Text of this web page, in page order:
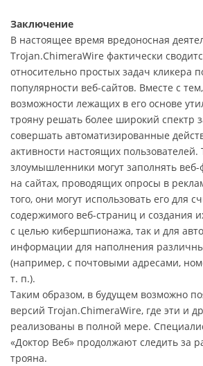
Заключение
В настоящее время вредоносная
Trojan.ChimeraWire фактически
относительно простых задач кликера
популярности веб-сайтов. Вместе с
возможности лежащих в его основе
трояну решать более широкий спектр
совершать автоматизированные
активности настоящих
злоумышленники могут заполнять
на сайтах, проводящих опросы в
того, они могут использовать его для
содержимого веб-страниц и создания
с целью кибершпионажа, так и для
информации для наполнения
(например, с почтовыми адресами,
т. п.).
Таким образом, в будущем возможно
версий Trojan.ChimeraWire, где эти и
реализованы в полной мере.
«Доктор Веб» продолжают следить за
трояна.